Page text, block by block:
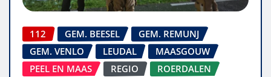
112 GEM. BEESEL
GEM. REMUNJ
GEM. VENLO
LEUDAL
MAASGOUW
PEEL EN MAAS
REGIO ROERDALEN